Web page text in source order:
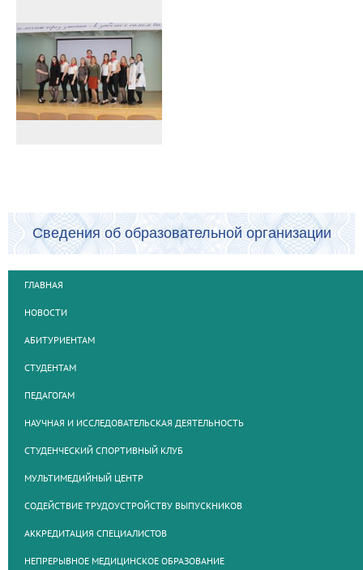
Сведения об образовательной организации
ГЛАВНАЯ
НОВОСТИ
АБИТУРИЕНТАМ
СТУДЕНТАМ
ПЕДАГОГАМ
НАУЧНАЯ И ИССЛЕДОВАТЕЛЬСКАЯ ДЕЯТЕЛЬНОСТЬ
СТУДЕНЧЕСКИЙ СПОРТИВНЫЙ КЛУБ
МУЛЬТИМЕДИЙНЫЙ ЦЕНТР
СОДЕЙСТВИЕ ТРУДОУСТРОЙСТВУ ВЫПУСКНИКОВ
АККРЕДИТАЦИЯ СПЕЦИАЛИСТОВ
НЕПРЕРЫВНОЕ МЕДИЦИНСКОЕ ОБРАЗОВАНИЕ